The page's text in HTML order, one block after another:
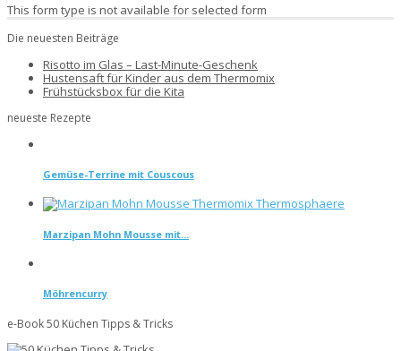
This form type is not available for selected form
Die neuesten Beiträge
Risotto im Glas – Last-Minute-Geschenk
Hustensaft für Kinder aus dem Thermomix
Frühstücksbox für die Kita
neueste Rezepte
Gemüse-Terrine mit Couscous
Marzipan Mohn Mousse mit...
Möhrencurry
e-Book 50 Küchen Tipps & Tricks